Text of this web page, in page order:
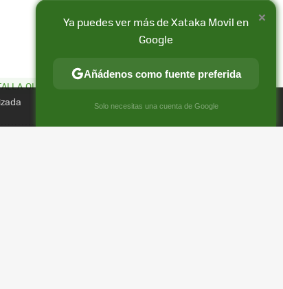
FACEBOOK
X
E-
MAIL
OLED
×
Ya puedes ver más de Xataka Movil en
Google
Añádenos como fuente preferida
Solo necesitas una cuenta de Google